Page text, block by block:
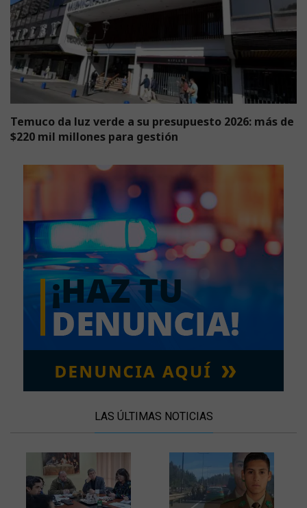
Temuco da luz verde a su presupuesto 2026: más de
$220 mil millones para gestión
LAS ÚLTIMAS NOTICIAS